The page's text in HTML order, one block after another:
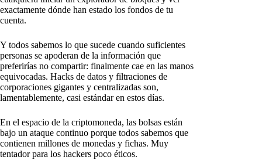
exactamente dónde han estado los fondos de tu
cuenta.
Y todos sabemos lo que sucede cuando suficientes
personas se apoderan de la información que
preferirías no compartir: finalmente cae en las manos
equivocadas. Hacks de datos y filtraciones de
corporaciones gigantes y centralizadas son,
lamentablemente, casi estándar en estos días.
En el espacio de la criptomoneda, las bolsas están
bajo un ataque continuo porque todos sabemos que
contienen millones de monedas y fichas. Muy
tentador para los hackers poco éticos.